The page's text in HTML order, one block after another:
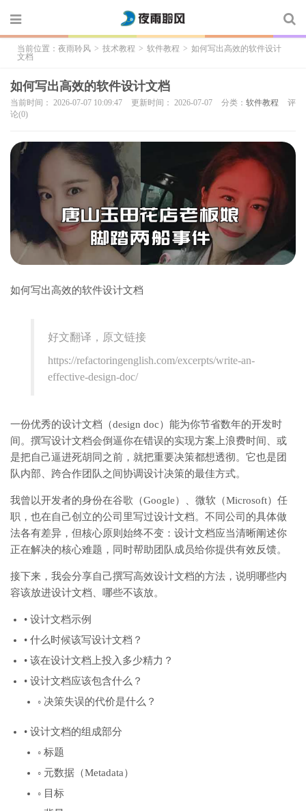
当前位置： 夜雨聆风 > 技术教程 > 软件教程 > 如何写出高效的软件设计
文档
如何写出高效的软件设计文档
当前时间： 2026-07-07 10:09:47 更新时间： 2026-07-07 分类： 软件教程
评
论(0)
如何写出高效的软件设计文档
好文翻译，原文链接
https://refactoringenglish.com/excerpts/write-an-
effective-design-doc/
一份优秀的设计文档（design doc）能为你节省数年的开发时
间。撰写设计文档会倒逼你在错误的实现方案上浪费时间、或
是把自己逼进死胡同之前，就把重要决策都想透彻。它也是团
队内部、跨合作团队之间协调设计决策的最佳方式。
我曾以开发者的身份在谷歌（Google）、微软（Microsoft）任
职，也在自己创立的公司里写过设计文档。不同公司的具体做
法各有差异，但核心原则始终不变：设计文档应当清晰阐述你
正在解决的核心难题，同时帮助团队成员给你提供有效反馈。
接下来，我会分享自己撰写高效设计文档的方法，说明哪些内
容该放进设计文档、哪些不该放。
• 设计文档示例
• 什么时候该写设计文档？
• 该在设计文档上投入多少精力？
• 设计文档应该包含什么？
◦ 决策失误的代价是什么？
• 设计文档的组成部分
◦ 标题
◦ 元数据（Metadata）
◦ 目标